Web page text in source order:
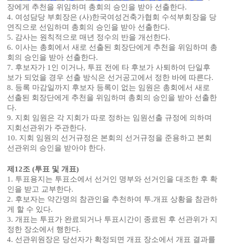
장에게 추천을 위임하며 총회의 승인을 받아 선출한다.
4. 여성담당 부회장은(사)한국여성건축가협회 수석부회장을 당
연직으로 선임하며 총회의 승인을 받아 선출한다.
5. 감사는 원칙적으로 매년 정수의 반을 개선한다.
6. 이사는 총회에서 새로 선출된 회장단에게 추천을 위임하며 총
회의 승인을 받아 선출한다.
7. 후보자가 1 인 이거나, 투표 전에 타 후보가 사퇴하여 단일후
보가 되었을 경우 선출 방식은 선거공고에서 정한 바에 따른다.
8. 등록 마감일까지 후보자 등록이 없는 임원은 총회에서 새로
선출된 회장단에게 추천을 위임하며 총회의 승인을 받아 선출한
다.
9. 지회 임원은 각 지회가 따로 정하는 임원선출 규정에 의하며
지회선관위가 주관한다.
10. 지회 임원의 선거규정은 본회의 선거규정을 준용하고 본회
선관위의 승인을 받아야 한다.
제 12조(투표 및 개표)
1. 투표용지는 투표소에서 선거인 명부와 선거인을 대조한 후 확
인을 받고 교부한다.
2. 후보자는 약간명의 참관인을 추천하여 투.개표 상황을 참관하
게 할 수 있다.
3. 개표는 투표가 완료되거나 투표시간이 종료된 후 선관위가 지
정한 장소에서 행한다.
4. 선관위원장은 당선자가 확정되면 개표 장소에서 개표 결과를